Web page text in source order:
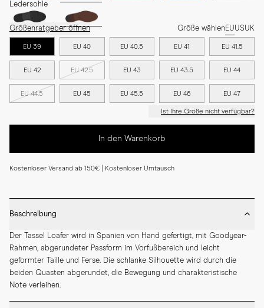
Ledersohle
Größenratgeber öffnen Größe wählenEUUSUK
EU 39 EU 40 EU 40.5 EU 41 EU 41.5
EU 42 EU 42.5 EU 43 EU 43.5 EU 44
EU 44.5 EU 45 EU 45.5 EU 46 EU 47
Ist Ihre Größe nicht verfügbar?
In den Warenkorb
Kostenloser Versand ab 150€ | Kostenloser Umtausch
Beschreibung
Der Tassel Loafer wird in Spanien von Hand gefertigt, mit Goodyear-
Rahmen, abgerundeter Passform im Vorfußbereich und leicht
geformter Taille und Ferse. Die schlanke Silhouette wird durch die
beiden Quasten abgerundet, die Bewegung und charakteristische
Note verleihen.